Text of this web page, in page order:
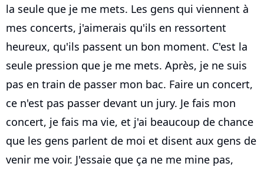
la seule que je me mets. Les gens qui viennent à
mes concerts, j'aimerais qu'ils en ressortent
heureux, qu'ils passent un bon moment. C'est la
seule pression que je me mets. Après, je ne suis
pas en train de passer mon bac. Faire un concert,
ce n'est pas passer devant un jury. Je fais mon
concert, je fais ma vie, et j'ai beaucoup de chance
que les gens parlent de moi et disent aux gens de
venir me voir. J'essaie que ça ne me mine pas,